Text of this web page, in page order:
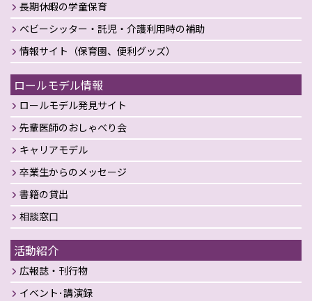
長期休暇の学童保育
ベビーシッター・託児・介護利用時の補助
情報サイト（保育園、便利グッズ）
ロールモデル情報
ロールモデル発見サイト
先輩医師のおしゃべり会
キャリアモデル
卒業生からのメッセージ
書籍の貸出
相談窓口
活動紹介
広報誌・刊行物
イベント･講演録